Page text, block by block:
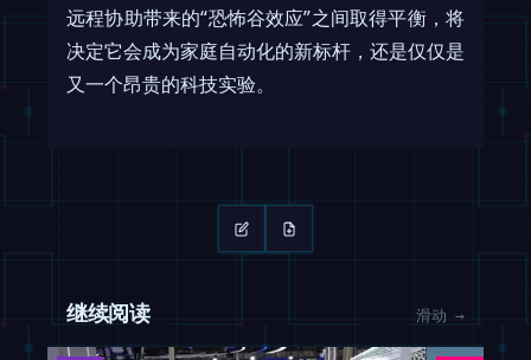
远程协助带来的“恐怖谷效应”之间取得平衡，将
决定它会成为家庭自动化的新标杆，还是仅仅是
又一个昂贵的科技实验。
继续阅读 滑动 →